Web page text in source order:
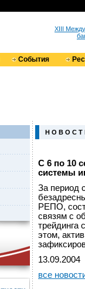
XIII
События
Н О В О С Т
С 6 по 10
системы
За период
РЕПО,
связям с
трейдинга
этом,
13.09.2004
все